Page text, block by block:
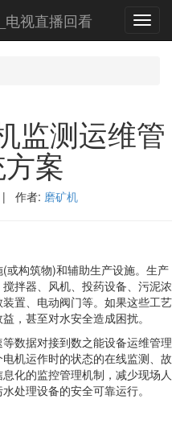
电视直播回看
监测运维管
案
| 作者: 磨矿机
构筑物)和辅助生产设施。生产
拌器、风机、投药设备、污泥浓
置、电动阀门等。如果这些工艺
，甚至对水安全造成困扰。
数据对接到数之能设备运维管理
机运作时的状态的在线监测、故
化的监控管理机制，减少现场人
处理设备的安全可靠运行。